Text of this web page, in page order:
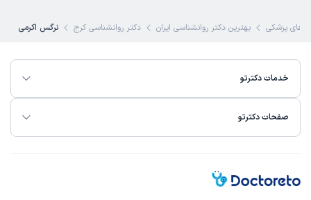
پزشکی بهترین دکتر روانشناسی ایران دکتر روانشناسی کرج نرگس اکرمی
خدمات دکترتو
صفحات دکترتو